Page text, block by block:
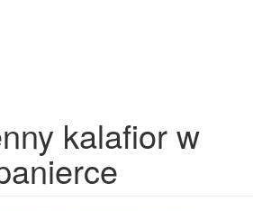
kalafior w